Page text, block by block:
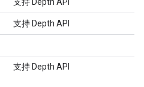
支持 Depth API
支持 Depth API